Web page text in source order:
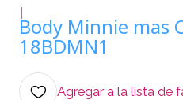
|
Body Minnie mas
18BDMN1
Agregar a la lista de